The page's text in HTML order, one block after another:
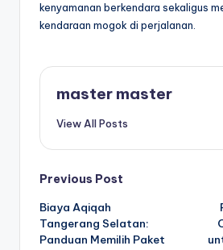
kenyamanan berkendara sekaligus
kendaraan mogok di perjalanan.
master master
View All Posts
Post
navigation
Previous Post
Biaya Aqiqah
Tangerang Selatan:
Panduan Memilih Paket